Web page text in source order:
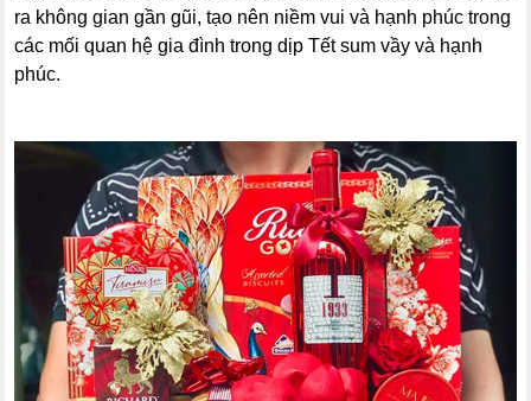
ra không gian gần gũi, tạo nên niềm vui và hạnh phúc trong
các mối quan hệ gia đình trong dịp Tết sum vầy và hạnh
phúc.